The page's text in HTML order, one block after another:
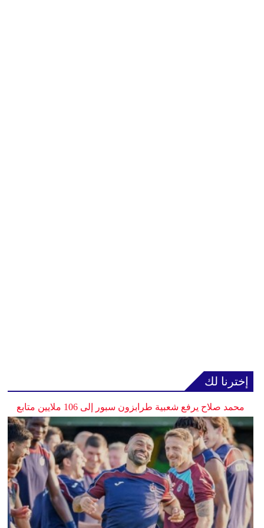
إخترنا لك
محمد صلاح يرفع شعبية طرابزون سبور إلى 106 ملايين متابع